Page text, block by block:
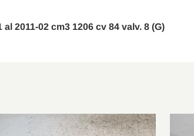
2011-02 cm3 1206 cv 84 valv. 8 (G)